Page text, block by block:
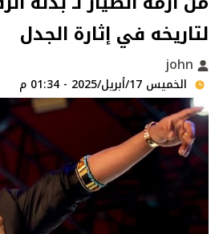
لتاريخه في إثارة الجدل
الخميس 17/أبريل/2025 - 01:34 م